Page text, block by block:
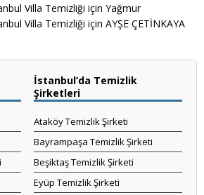
Villa Temizliği için Yağmur
Villa Temizliği için AYŞE ÇETİNKAYA
İstanbul’da Temizlik
Şirketleri
Ataköy Temizlik Şirketi
Bayrampaşa Temizlik Şirketi
Beşiktaş Temizlik Şirketi
Eyüp Temizlik Şirketi